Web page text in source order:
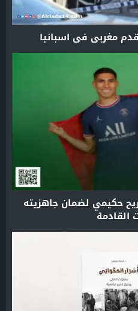
مغربي في اسبانيا
حكيمي لضمان جاهزيته
القادمة